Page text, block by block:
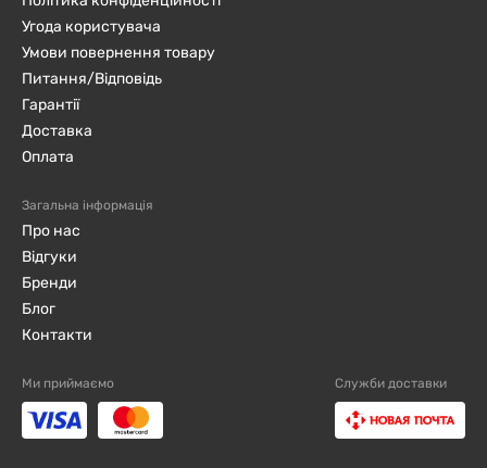
Угода користувача
Умови повернення товару
Питання/Відповідь
Гарантії
Доставка
Оплата
Загальна інформація
Про нас
Відгуки
Бренди
Блог
Контакти
Ми приймаємо Служби доставки